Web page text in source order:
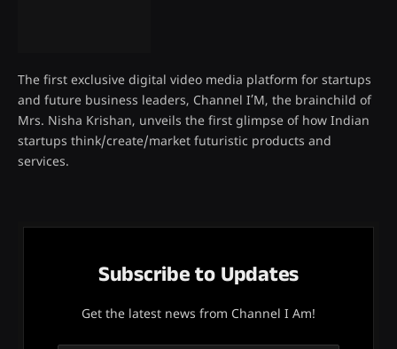
The first exclusive digital video media platform for startups
and future business leaders, Channel I’M, the brainchild of
Mrs. Nisha Krishan, unveils the first glimpse of how Indian
startups think/create/market futuristic products and
services.
Subscribe to Updates
Get the latest news from Channel I Am!